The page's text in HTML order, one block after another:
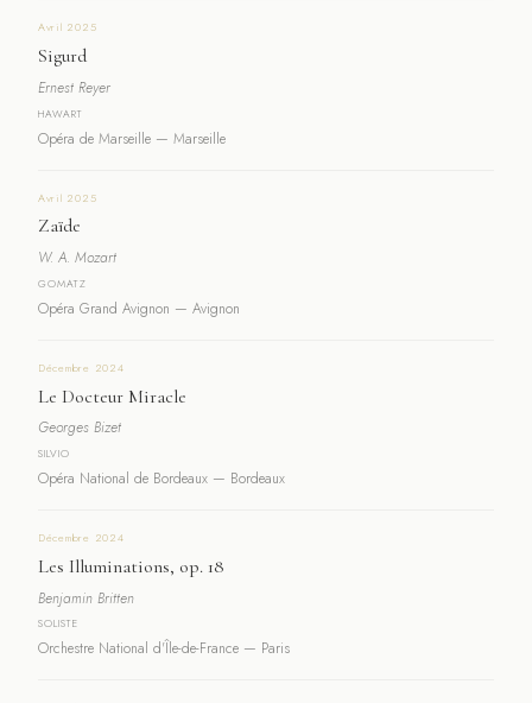
Avril 2025
Sigurd
Ernest Reyer
HAWART
Opéra de Marseille — Marseille
Avril 2025
Zaïde
W. A. Mozart
GOMATZ
Opéra Grand Avignon — Avignon
Décembre 2024
Le Docteur Miracle
Georges Bizet
SILVIO
Opéra National de Bordeaux — Bordeaux
Décembre 2024
Les Illuminations, op. 18
Benjamin Britten
SOLISTE
Orchestre National d'Île-de-France — Paris